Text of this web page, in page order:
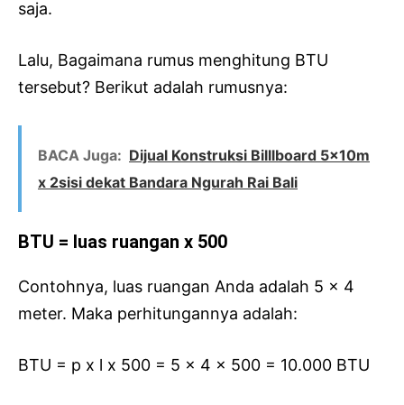
saja.
Lalu, Bagaimana rumus menghitung BTU
tersebut? Berikut adalah rumusnya:
BACA Juga: Dijual Konstruksi Billlboard 5x10m
x 2sisi dekat Bandara Ngurah Rai Bali
BTU = luas ruangan x 500
Contohnya, luas ruangan Anda adalah 5 x 4
meter. Maka perhitungannya adalah:
BTU = p x l x 500 = 5 x 4 x 500 = 10.000 BTU